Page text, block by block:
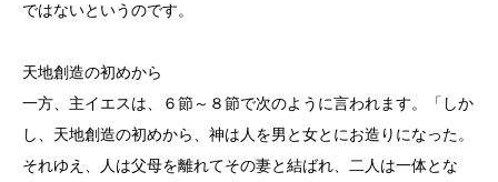
ではないというのです。
天地創造の初めから
一方、主イエスは、６節～８節で次のように言われます。「しか
し、天地創造の初めから、神は人を男と女とにお造りになった。
それゆえ、人は父母を離れてその妻と結ばれ、二人は一体とな